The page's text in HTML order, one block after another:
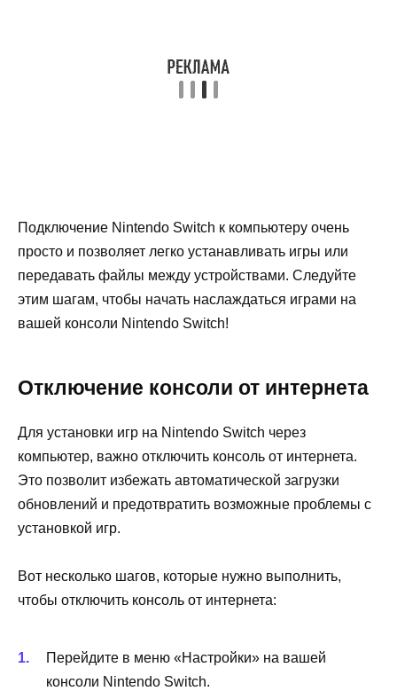
Подключение Nintendo Switch к компьютеру очень
просто и позволяет легко устанавливать игры или
передавать файлы между устройствами. Следуйте
этим шагам, чтобы начать наслаждаться играми на
вашей консоли Nintendo Switch!
Отключение консоли от интернета
Для установки игр на Nintendo Switch через
компьютер, важно отключить консоль от интернета.
Это позволит избежать автоматической загрузки
обновлений и предотвратить возможные проблемы с
установкой игр.
Вот несколько шагов, которые нужно выполнить,
чтобы отключить консоль от интернета:
Перейдите в меню «Настройки» на вашей
консоли Nintendo Switch.